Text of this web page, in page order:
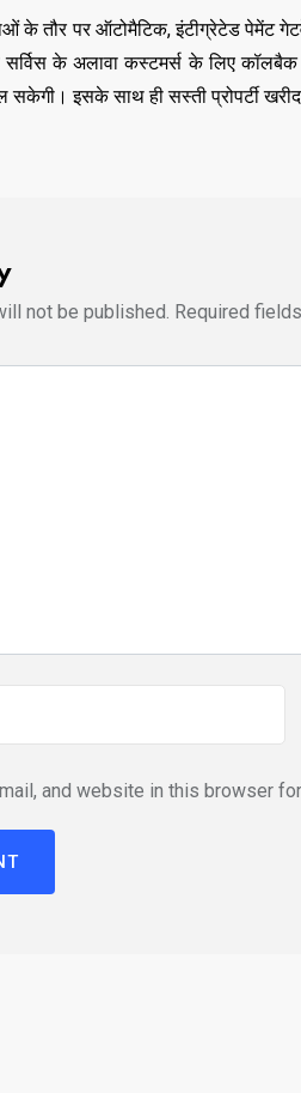
के तौर पर ऑटोमैटिक, इंटीग्रेटेड
के अलावा कस्टमर्स के लिए
सकेगी। इसके साथ ही सस्ती प्रोपर्टी
not be published. Required
and website in this browser